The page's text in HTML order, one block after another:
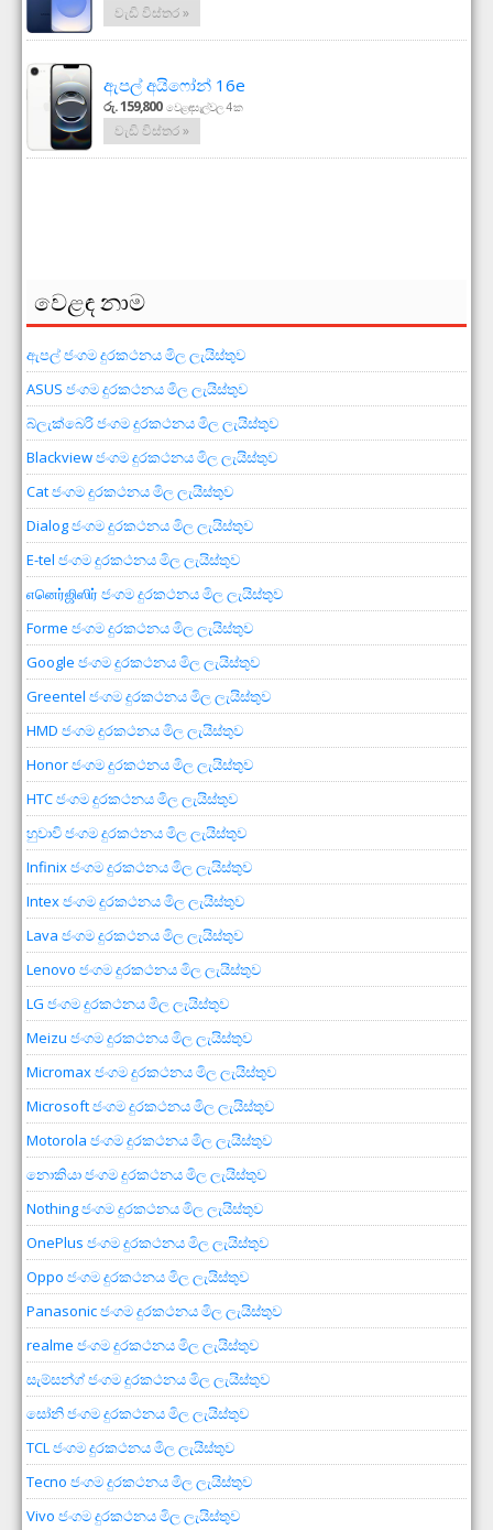
වැඩි විස්තර »
ඇපල් අයිෆෝන් 16e
රු. 159,800 වෙළඳසැල්වල 4 ක
වැඩි විස්තර »
වෙළඳ නාම
ඇපල් ජංගම දුරකථනය මිල ලැයිස්තුව
ASUS ජංගම දුරකථනය මිල ලැයිස්තුව
බ්ලැක්බෙරි ජංගම දුරකථනය මිල ලැයිස්තුව
Blackview ජංගම දුරකථනය මිල ලැයිස්තුව
Cat ජංගම දුරකථනය මිල ලැයිස්තුව
Dialog ජංගම දුරකථනය මිල ලැයිස්තුව
E-tel ජංගම දුරකථනය මිල ලැයිස්තුව
எனெர்ஜிஸிர் ජංගම දුරකථනය මිල ලැයිස්තුව
Forme ජංගම දුරකථනය මිල ලැයිස්තුව
Google ජංගම දුරකථනය මිල ලැයිස්තුව
Greentel ජංගම දුරකථනය මිල ලැයිස්තුව
HMD ජංගම දුරකථනය මිල ලැයිස්තුව
Honor ජංගම දුරකථනය මිල ලැයිස්තුව
HTC ජංගම දුරකථනය මිල ලැයිස්තුව
හුවාවි ජංගම දුරකථනය මිල ලැයිස්තුව
Infinix ජංගම දුරකථනය මිල ලැයිස්තුව
Intex ජංගම දුරකථනය මිල ලැයිස්තුව
Lava ජංගම දුරකථනය මිල ලැයිස්තුව
Lenovo ජංගම දුරකථනය මිල ලැයිස්තුව
LG ජංගම දුරකථනය මිල ලැයිස්තුව
Meizu ජංගම දුරකථනය මිල ලැයිස්තුව
Micromax ජංගම දුරකථනය මිල ලැයිස්තුව
Microsoft ජංගම දුරකථනය මිල ලැයිස්තුව
Motorola ජංගම දුරකථනය මිල ලැයිස්තුව
නොකියා ජංගම දුරකථනය මිල ලැයිස්තුව
Nothing ජංගම දුරකථනය මිල ලැයිස්තුව
OnePlus ජංගම දුරකථනය මිල ලැයිස්තුව
Oppo ජංගම දුරකථනය මිල ලැයිස්තුව
Panasonic ජංගම දුරකථනය මිල ලැයිස්තුව
realme ජංගම දුරකථනය මිල ලැයිස්තුව
සැම්සන්ග් ජංගම දුරකථනය මිල ලැයිස්තුව
සෝනි ජංගම දුරකථනය මිල ලැයිස්තුව
TCL ජංගම දුරකථනය මිල ලැයිස්තුව
Tecno ජංගම දුරකථනය මිල ලැයිස්තුව
Vivo ජංගම දුරකථනය මිල ලැයිස්තුව